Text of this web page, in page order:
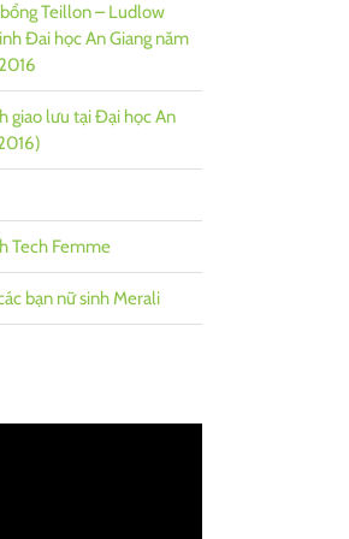
Teillon – Ludlow
Đai học An Giang năm
giao lưu tại Đại học An
Tech Femme
bạn nữ sinh Merali